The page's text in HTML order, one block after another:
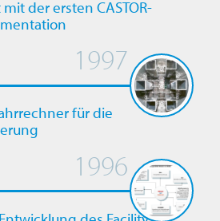
der ersten CASTOR-
für die
1997
1996